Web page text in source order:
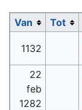
Van Tot
1132
22
feb
1282